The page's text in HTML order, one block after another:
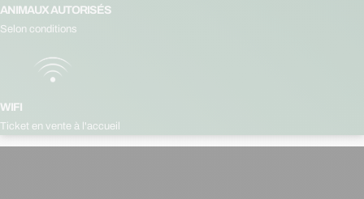
ANIMAUX AUTORISÉS
Selon conditions
WIFI
Ticket en vente à l'accueil